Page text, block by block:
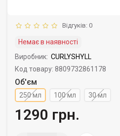
Відгуків: 0
Немає в наявності
Виробник: CURLYSHYLL
Код товару: 8809732861178
Об'єм
250 мл 100 мл 30 мл
1290 грн.